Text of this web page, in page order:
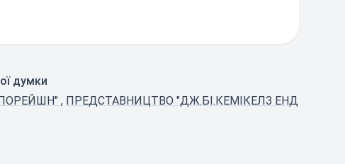
думки
, ПРЕДСТАВНИЦТВО "ДЖ.БІ.КЕМІКЕЛЗ ЕНД